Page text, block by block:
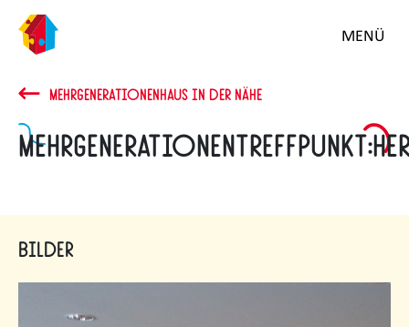
MENÜ
MEHRGENERATIONENHAUS IN DER NÄHE
Bilder